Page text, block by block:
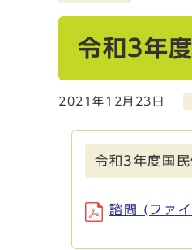
令和3年
2021年12月23日
令和3年度国民
諮問 (ファ